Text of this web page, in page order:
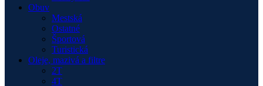
Obuv
Mestská
Ostatné
Športová
Turistická
Oleje, mazivá a filtre
2T
4T